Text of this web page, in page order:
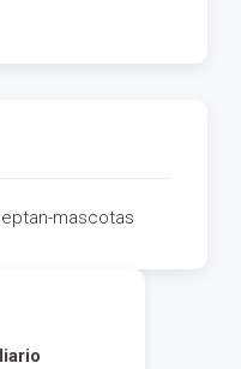
mascotas